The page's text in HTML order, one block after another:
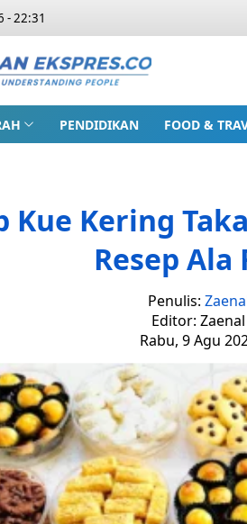
- 22:31
PENDIDIKAN FOOD &
Kue Kering
Resep Ala
Penulis:
Editor:
Rabu, 9 Agu